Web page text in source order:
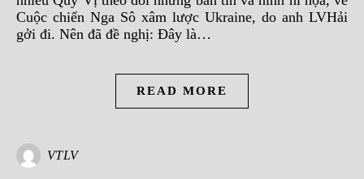
Cuộc chiến Nga Sô xâm lược Ukraine, do anh LVHải
gởi đi. Nên đã đề nghị: Đây là…
READ MORE
VTLV